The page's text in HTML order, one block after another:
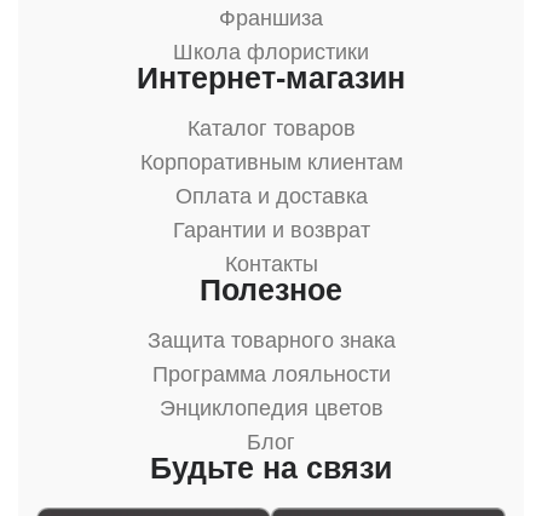
Франшиза
Школа флористики
Интернет-магазин
Каталог товаров
Корпоративным клиентам
Оплата и доставка
Гарантии и возврат
Контакты
Полезное
Защита товарного знака
Программа лояльности
Энциклопедия цветов
Блог
Будьте на связи